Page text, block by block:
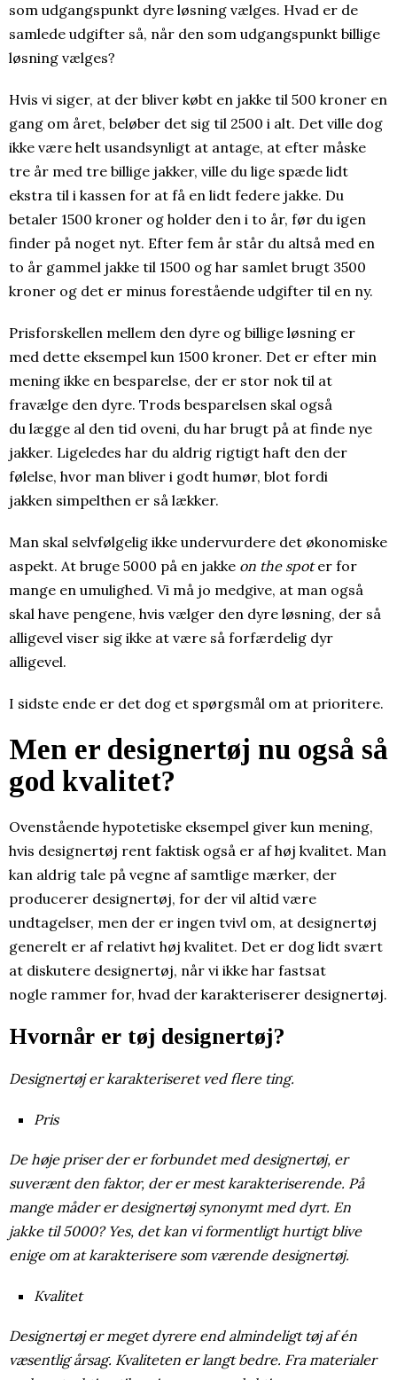
som udgangspunkt dyre løsning vælges. Hvad er de
samlede udgifter så, når den som udgangspunkt billige
løsning vælges?
Hvis vi siger, at der bliver købt en jakke til 500 kroner en
gang om året, beløber det sig til 2500 i alt. Det ville dog
ikke være helt usandsynligt at antage, at efter måske
tre år med tre billige jakker, ville du lige spæde lidt
ekstra til i kassen for at få en lidt federe jakke. Du
betaler 1500 kroner og holder den i to år, før du igen
finder på noget nyt. Efter fem år står du altså med en
to år gammel jakke til 1500 og har samlet brugt 3500
kroner og det er minus forestående udgifter til en ny.
Prisforskellen mellem den dyre og billige løsning er
med dette eksempel kun 1500 kroner. Det er efter min
mening ikke en besparelse, der er stor nok til at
fravælge den dyre. Trods besparelsen skal også
du lægge al den tid oveni, du har brugt på at finde nye
jakker. Ligeledes har du aldrig rigtigt haft den der
følelse, hvor man bliver i godt humør, blot fordi
jakken simpelthen er så lækker.
Man skal selvfølgelig ikke undervurdere det økonomiske
aspekt. At bruge 5000 på en jakke on the spoter for
mange en umulighed. Vi må jo medgive, at man også
skal have pengene, hvis vælger den dyre løsning, der så
alligevel viser sig ikke at være så forfærdelig dyr
alligevel.
I sidste ende er det dog et spørgsmål om at prioritere.
Men er designertøj nu også så
god kvalitet?
Ovenstående hypotetiske eksempel giver kun mening,
hvis designertøj rent faktisk også er af høj kvalitet. Man
kan aldrig tale på vegne af samtlige mærker, der
producerer designertøj, for der vil altid være
undtagelser, men der er ingen tvivl om, at designertøj
generelt er af relativt høj kvalitet. Det er dog lidt svært
at diskutere designertøj, når vi ikke har fastsat
nogle rammer for, hvad der karakteriserer designertøj.
Hvornår er tøj designertøj?
Designertøj er karakteriseret ved flere ting.
Pris
De høje priser der er forbundet med designertøj, er
suverænt den faktor, der er mest karakteriserende. På
mange måder er designertøj synonymt med dyrt. En
jakke til 5000? Yes, det kan vi formentligt hurtigt blive
enige om at karakterisere som værende designertøj.
Kvalitet
Designertøj er meget dyrere end almindeligt tøj af én
væsentlig årsag. Kvaliteten er langt bedre. Fra materialer